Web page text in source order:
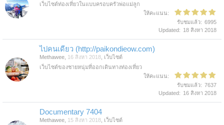
เว็บไซต์ท่องเที่ยวในแบบครอบครัวพ่อแม่ลูก
ให้คะแนน:
รับชมแล้ว: 6995
Updated: 18 สิงหา 2018
ไปคนเดียว (http://paikondieow.com)
Methawee 16 สิงหา 2018 เว็บไซต์
เว็บไซต์ของชายหนุ่มที่ออกเดินทางท่องเที่ยว
ให้คะแนน:
รับชมแล้ว: 7637
Updated: 16 สิงหา 2018
Documentary 7404
Methawee 15 สิงหา 2018 เว็บไซต์